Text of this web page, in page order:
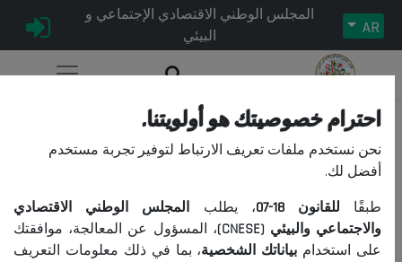
AR
المجلس الوطني الاقتصادي الإجتماعي و
البيئي
دليل 1997Nerges
تاريخ النشر: 24/01/1997
| الوسمات: تقرير المجلس
عدد الزيارات: 1515
احترام خصوصيتك هو أولويتنا.
نحن نستخدم ملفات تعريف الارتباط لتوفير تجربة مستخدم
أفضل لك.
طبقًا للقانون 18-07 ، يطلب المجلس الوطني الاقتصادي
والاجتماعي والبيئي (CNESE)
، المسؤول عن المعالجة، موافقتك
على استخدام بياناتك الشخصية، بما في ذلك معلومات التعريف